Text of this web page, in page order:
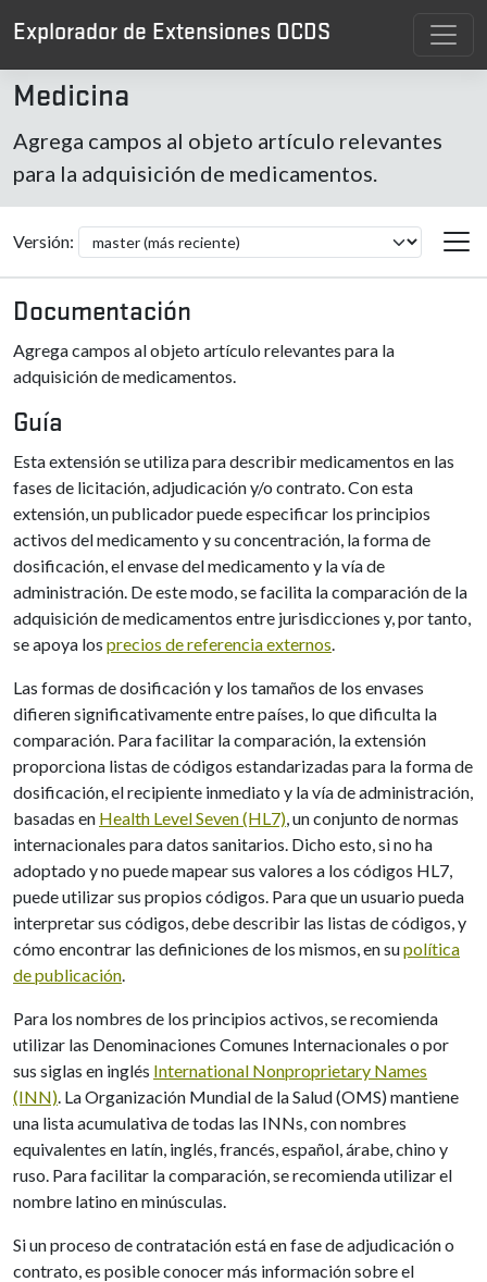
Explorador de Extensiones OCDS
Medicina
Agrega campos al objeto artículo relevantes
para la adquisición de medicamentos.
Versión:
Documentación
Agrega campos al objeto artículo relevantes para la
adquisición de medicamentos.
Guía
Esta extensión se utiliza para describir medicamentos en las
fases de licitación, adjudicación y/o contrato. Con esta
extensión, un publicador puede especificar los principios
activos del medicamento y su concentración, la forma de
dosificación, el envase del medicamento y la vía de
administración. De este modo, se facilita la comparación de la
adquisición de medicamentos entre jurisdicciones y, por tanto,
se apoya los precios de referencia externos.
Las formas de dosificación y los tamaños de los envases
difieren significativamente entre países, lo que dificulta la
comparación. Para facilitar la comparación, la extensión
proporciona listas de códigos estandarizadas para la forma de
dosificación, el recipiente inmediato y la vía de administración,
basadas en Health Level Seven (HL7), un conjunto de normas
internacionales para datos sanitarios. Dicho esto, si no ha
adoptado y no puede mapear sus valores a los códigos HL7,
puede utilizar sus propios códigos. Para que un usuario pueda
interpretar sus códigos, debe describir las listas de códigos, y
cómo encontrar las definiciones de los mismos, en supolítica
de publicación.
Para los nombres de los principios activos, se recomienda
utilizar las Denominaciones Comunes Internacionales o por
sus siglas en inglés International Nonproprietary Names
(INN). La Organización Mundial de la Salud (OMS) mantiene
una lista acumulativa de todas las INNs, con nombres
equivalentes en latín, inglés, francés, español, árabe, chino y
ruso. Para facilitar la comparación, se recomienda utilizar el
nombre latino en minúsculas.
Si un proceso de contratación está en fase de adjudicación o
contrato, es posible conocer más información sobre el